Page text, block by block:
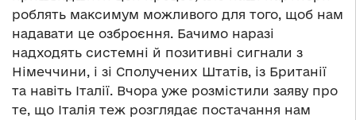
роблять максимум можливого для того, щоб нам
надавати це озброєння. Бачимо наразі
надходять системні й позитивні сигнали з
Німеччини, і зі Сполучених Штатів, із Британії
та навіть Італії. Вчора уже розмістили заяву про
те, що Італія теж розглядає постачання нам